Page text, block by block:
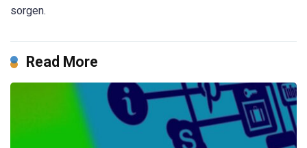
sorgen.
Read More